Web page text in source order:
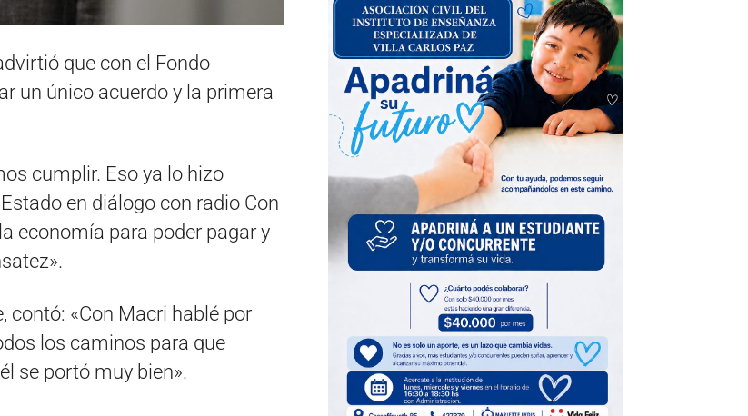
que con el Fondo
un único acuerdo y la primera
cumplir. Eso ya lo hizo
en diálogo con radio Con
economía para poder pagar y
contó: «Con Macri hablé por
los caminos para que
se portó muy bien».